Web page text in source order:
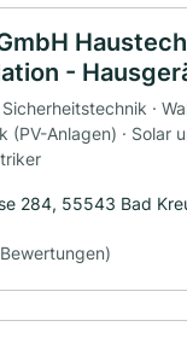
-
·
(PV-Anlagen) · Solar
284, 55543 Bad